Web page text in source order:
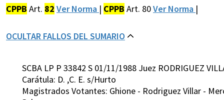
CPPB Art. 82 Ver Norma | CPPB Art. 80Ver Norma |
OCULTAR FALLOS DEL SUMARIO
SCBA LP P 33842 S 01/11/1988 Juez RODRIGUEZ
Carátula: D. ,C. E. s/Hurto
Magistrados Votantes: Ghione - Rodriguez Villar -